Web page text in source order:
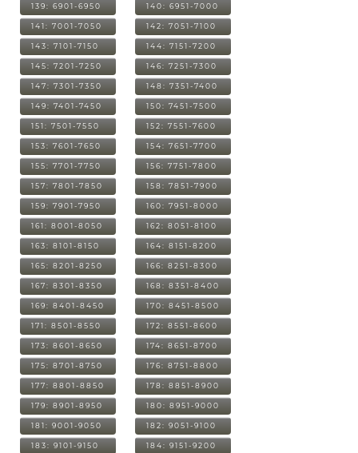
139: 6901-6950 140: 6951-7000
141: 7001-7050 142: 7051-7100
143: 7101-7150 144: 7151-7200
145: 7201-7250 146: 7251-7300
147: 7301-7350 148: 7351-7400
149: 7401-7450 150: 7451-7500
151: 7501-7550 152: 7551-7600
153: 7601-7650 154: 7651-7700
155: 7701-7750 156: 7751-7800
157: 7801-7850 158: 7851-7900
159: 7901-7950 160: 7951-8000
161: 8001-8050 162: 8051-8100
163: 8101-8150 164: 8151-8200
165: 8201-8250 166: 8251-8300
167: 8301-8350 168: 8351-8400
169: 8401-8450 170: 8451-8500
171: 8501-8550 172: 8551-8600
173: 8601-8650 174: 8651-8700
175: 8701-8750 176: 8751-8800
177: 8801-8850 178: 8851-8900
179: 8901-8950 180: 8951-9000
181: 9001-9050 182: 9051-9100
183: 9101-9150 184: 9151-9200